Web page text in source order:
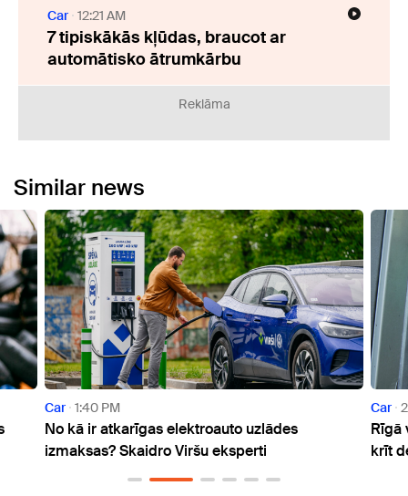
Car 12:21 AM
7 tipiskākās kļūdas, braucot ar
automātisko ātrumkārbu
Reklāma
Similar news
uzlādes
eksperti
Rīgā vienīgajā no Baltijas valstu
krīt degvielas cenas